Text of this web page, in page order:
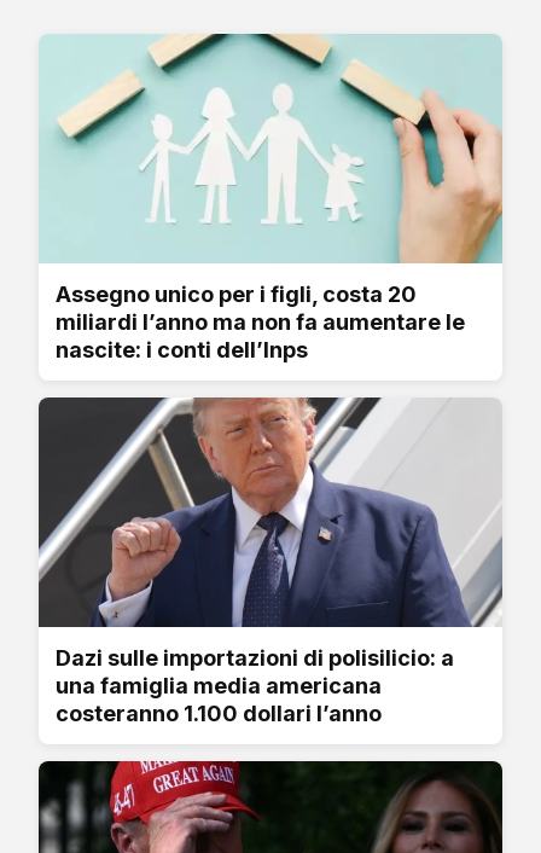
Assegno unico per i figli, costa 20
miliardi l’anno ma non fa aumentare le
nascite: i conti dell’Inps
Dazi sulle importazioni di polisilicio: a
una famiglia media americana
costeranno 1.100 dollari l’anno